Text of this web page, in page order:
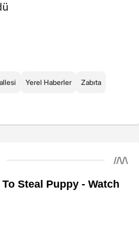
Yerel Haberler Zabıta